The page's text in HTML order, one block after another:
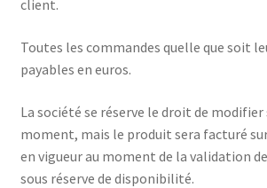
client.
Toutes les commandes quelle que soit
payables en euros.
La société se réserve le droit de
moment, mais le produit sera facturé
en vigueur au moment de la validation
sous réserve de disponibilité.